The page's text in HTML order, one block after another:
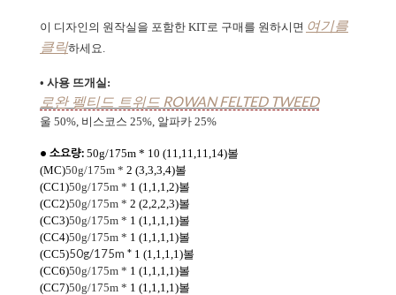
이 디자인의 원작실을 포함한 KIT로 구매를 원하시면 여기를
클릭하세요.
• 사용 뜨개실:
로완 펠티드 트위드 ROWAN FELTED TWEED
울 50%, 비스코스 25%, 알파카 25%
• 소요량: 50g/175m * 10 (11,11,11,14)볼
(MC)50g/175m * 2 (3,3,3,4)볼
(CC1)50g/175m * 1 (1,1,1,2)볼
(CC2)50g/175m * 2 (2,2,2,3)볼
(CC3)50g/175m * 1 (1,1,1,1)볼
(CC4)50g/175m * 1 (1,1,1,1)볼
(CC5)50g/175m * 1 (1,1,1,1)볼
(CC6)50g/175m * 1 (1,1,1,1)볼
(CC7)50g/175m * 1 (1,1,1,1)볼